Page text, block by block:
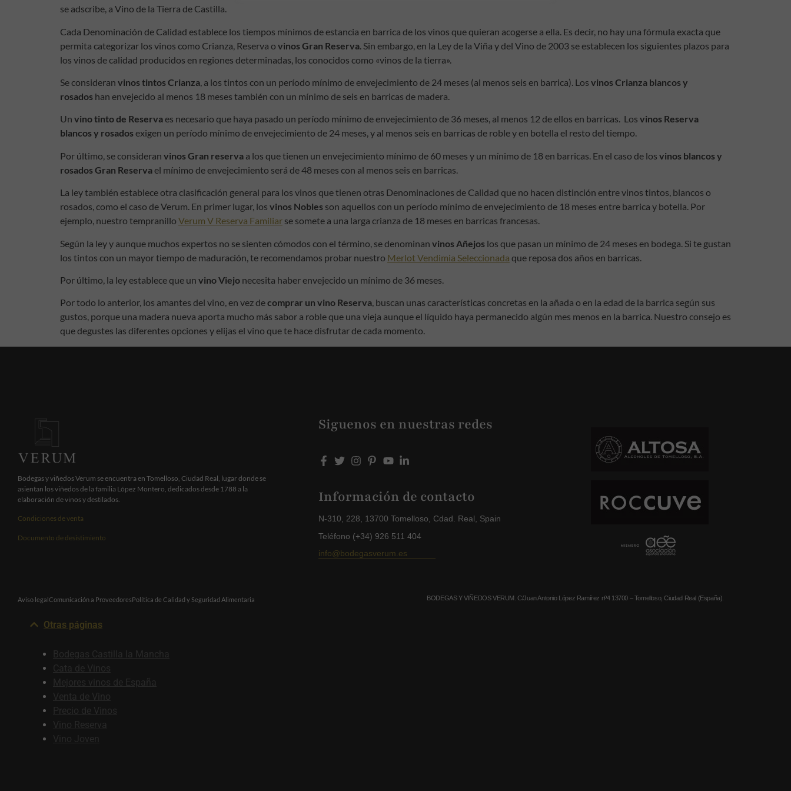
se adscribe, a Vino de la Tierra de Castilla.
Cada Denominación de Calidad establece los tiempos mínimos de estancia en barrica de los vinos que quieran acogerse a ella. Es decir, no hay una fórmula exacta que
permita categorizar los vinos como Crianza, Reserva o vinos Gran Reserva . Sin embargo, en la Ley de la Viña y del Vino de 2003 se establecen los siguientes plazos para
los vinos de calidad producidos en regiones determinadas, los conocidos como «vinos de la tierra».
Se consideran vinos tintos Crianza, a los tintos con un período mínimo de envejecimiento de 24 meses (al menos seis en barrica). Los vinos Crianza blancos y
rosados han envejecido al menos 18 meses también con un mínimo de seis en barricas de madera.
Un vino tinto de Reservaes necesario que haya pasado un período mínimo de envejecimiento de 36 meses, al menos 12 de ellos en barricas. Los vinos Reserva
blancos y rosadosexigen un período mínimo de envejecimiento de 24 meses, y al menos seis en barricas de roble y en botella el resto del tiempo.
Por último, se consideran vinosGran reserva a los que tienen un envejecimiento mínimo de 60 meses y un mínimo de 18 en barricas. En el caso de los vinos blancos y
rosados Gran Reservael mínimo de envejecimiento será de 48 meses con al menos seis en barricas.
La ley también establece otra clasificación general para los vinos que tienen otras Denominaciones de Calidad que no hacen distinción entre vinos tintos, blancos o
rosados, como el caso de Verum. En primer lugar, los vinos Nobles son aquellos con un período mínimo de envejecimiento de 18 meses entre barrica y botella. Por
ejemplo, nuestro tempranillo Verum V Reserva Familiar se somete a una larga crianza de 18 meses en barricas francesas.
Según la ley y aunque muchos expertos no se sienten cómodos con el término, se denominan vinos Añejos los que pasan un mínimo de 24 meses en bodega. Si te gustan
los tintos con un mayor tiempo de maduración, te recomendamos probar nuestro Merlot Vendimia Seleccionada que reposa dos años en barricas.
Por último, la ley establece que un vino Viejo necesita haber envejecido un mínimo de 36 meses.
Por todo lo anterior, los amantes del vino, en vez decomprar un vino Reserva, buscan unas características concretas en la añada o en la edad de la barrica según sus
gustos, porque una madera nueva aporta mucho más sabor a roble que una vieja aunque el líquido haya permanecido algún mes menos en la barrica. Nuestro consejo es
que degustes las diferentes opciones y elijas el vino que te hace disfrutar de cada momento.
Bodegas y viñedos Verum se encuentra en Tomelloso, Ciudad Real, lugar donde se
asientan los viñedos de la familia López Montero, dedicados desde 1788 a la
elaboración de vinos y destilados.
Condiciones de venta
Documento de desistimiento
Siguenos en nuestras redes
Información de contacto
N-310, 228, 13700 Tomelloso, Cdad. Real, Spain
Teléfono (+34) 926 511 404
info@bodegasverum.es
Aviso legalComunicación a ProveedoresPolítica de Calidad y Seguridad Alimentaria BODEGAS Y VIÑEDOS VERUM. C/Juan Antonio López Ramírez nº4 13700 – Tomelloso, Ciudad Real (España).
Otras páginas
Bodegas Castilla la Mancha
Cata de Vinos
Mejores vinos de España
Venta de Vino
Precio de Vinos
Vino Reserva
Vino Joven